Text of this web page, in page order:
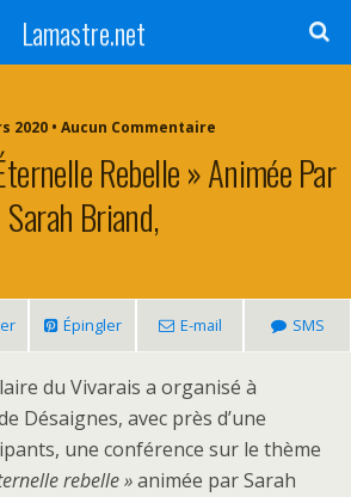
Lamastre.net
2020 • Aucun Commentaire
Rebelle » Animée Par
Sarah Briand,
Épingler E-mail SMS
du Vivarais a organisé à
Désaignes, avec près d’une
une conférence sur le thème
rebelle »animée par Sarah